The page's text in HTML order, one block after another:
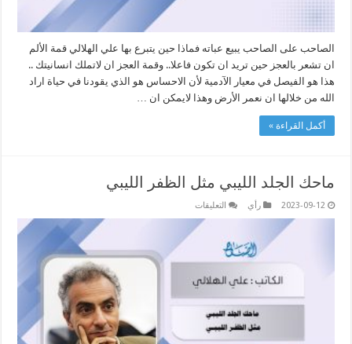
الصاحب على الصاحب يبيع عباته فماذا حين يتبرع بها علي الهلالي قمة الألم
ان تشعر بالعجز حين تريد ان تكون فاعلا.. وقمة العجز ان لاتملك انسانيتك ..
هذا هو الفيصل في معيار الآدمية لأن الاحساس هو الذي يقودنا في حياة اراد
الله من خلالها ان نعمر الأرض وهذا لايمكن ان …
أكمل القراءة »
ماحك الجلد الليبي مثل الظفر الليبي
2023-09-12 رأي التعليقات
الليبي
مثل
الليبي